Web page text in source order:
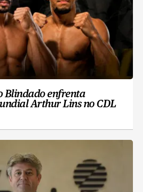
Blindado enfrenta
Arthur Lins no CDL